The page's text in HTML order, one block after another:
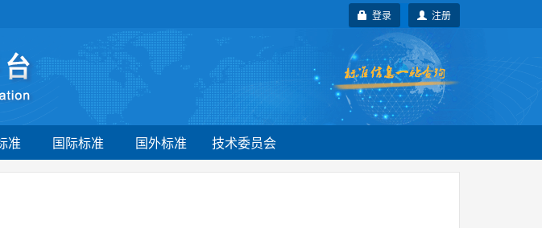
注册
登录
准 国际标准 国外标准 技术委员会